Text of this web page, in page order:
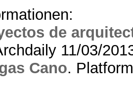
de
11/03/
Cano.